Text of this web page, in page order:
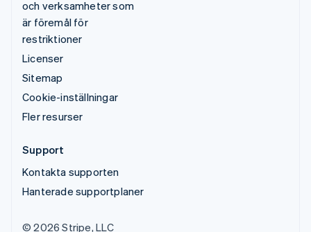
och verksamheter som
är föremål för
restriktioner
Licenser
Sitemap
Cookie-inställningar
Fler resurser
Support
Kontakta supporten
Hanterade supportplaner
© 2026 Stripe, LLC